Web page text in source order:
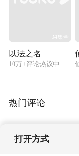
34集全
以法之名
10万+评论热议中
热门评论
打开方式